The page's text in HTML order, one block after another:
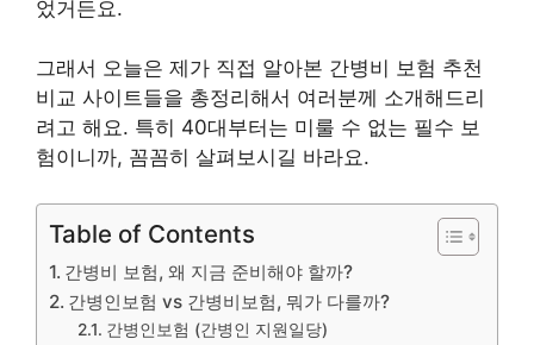
었거든요.
그래서 오늘은 제가 직접 알아본 간병비 보험 추천
비교 사이트들을 총정리해서 여러분께 소개해드리
려고 해요. 특히 40대부터는 미룰 수 없는 필수 보
험이니까, 꼼꼼히 살펴보시길 바라요.
Table of Contents
간병비 보험, 왜 지금 준비해야 할까?
간병인보험 vs 간병비보험, 뭐가 다를까?
간병인보험 (간병인 지원일당)